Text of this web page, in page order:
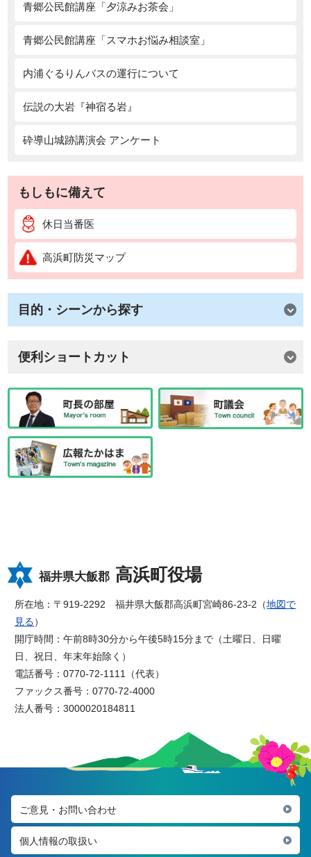
青郷公民館講座「夕涼みお茶会」
青郷公民館講座「スマホお悩み相談室」
内浦ぐるりんバスの運行について
伝説の大岩『神宿る岩』
砕導山城跡講演会 アンケート
もしもに備えて
休日当番医
高浜町防災マップ
目的・シーンから探す
便利ショートカット
福井県大飯郡 高浜町役場
所在地：〒919-2292 福井県大飯郡高浜町宮崎86-23-2（地図で
見る）
開庁時間：午前8時30分から午後5時15分まで（土曜日、日曜
日、祝日、年末年始除く）
電話番号：0770-72-1111（代表）
ファックス番号：0770-72-4000
法人番号：3000020184811
ご意見・お問い合わせ
個人情報の取扱い